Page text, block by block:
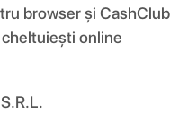
browser și CashClub
online